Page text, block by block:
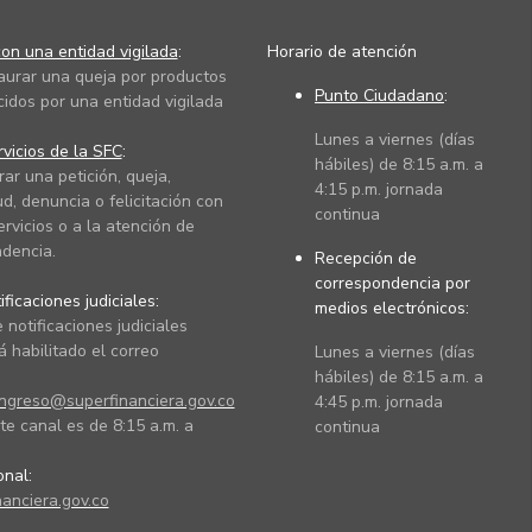
una entidad vigilada:
una queja por productos
por una entidad vigilada
de la SFC:
una petición, queja,
denuncia o felicitación con
o a la atención de
judiciales:
notificaciones judiciales
habilitado el correo
canal es de 8:15 a.m. a
Horario de atención
Punto Ciudadano:
Lunes a viernes (días
hábiles) de 8:15 a.m. a
4:15 p.m. jornada
continua
Recepción de
correspondencia por
medios electrónicos:
Lunes a viernes (días
hábiles) de 8:15 a.m. a
4:45 p.m. jornada
continua